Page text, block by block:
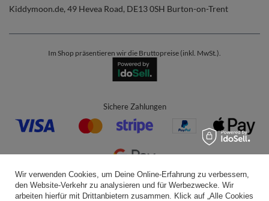
Kiddymoon.de, 49 Hevea Road, DE13 0SH Burton-on-Trent
Im Shop präsentieren wir die Bruttopreise (inkl. MwSt.).
Sichere Zahlungen
Bequeme Lieferung
Wir verwenden Cookies, um Deine Online-Erfahrung zu verbessern,
den Website-Verkehr zu analysieren und für Werbezwecke. Wir
arbeiten hierfür mit Drittanbietern zusammen. Klick auf „Alle Cookies